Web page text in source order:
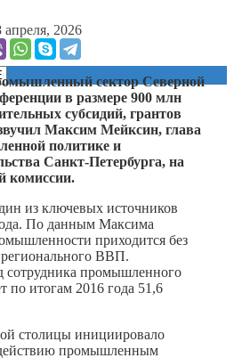
апреля, 2026
сектор Северной
в размере 900 млн
субсидий, грантов
Максим Мейксин, глава
политике и
Санкт-Петербурга, на
комиссии.
из ключевых источников
По данным Максима
приходится без
регионального ВВП.
сотрудника промышленного
по итогам 2016 года 51,6
столицы инициировало
промышленным